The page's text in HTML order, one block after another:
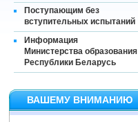
Поступающим без
вступительных испытаний
Информация
Министерства образования
Республики Беларусь
ВАШЕМУ ВНИМАНИЮ